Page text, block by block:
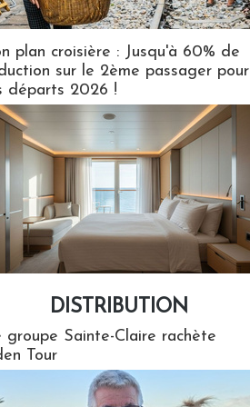
plan croisière : Jusqu'à 60% de
sur le 2ème passager pour
départs 2026 !
DISTRIBUTION
groupe Sainte-Claire rachète
Tour